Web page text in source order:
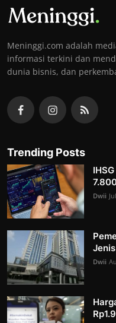
Meninggi.com adalah
informasi terkini dan
dunia bisnis, dan
Trending Posts
Dwii
Dwii